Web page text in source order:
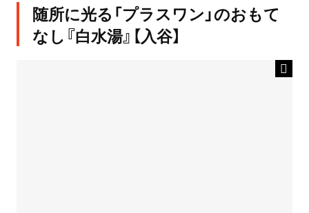
随所に光る「プラスワン」のおもて
なし『白水湯』【入谷】